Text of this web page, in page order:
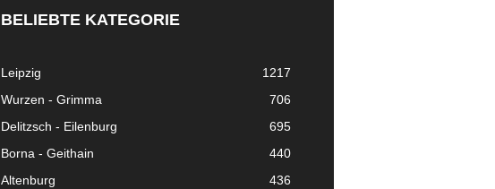
BELIEBTE KATEGORIE
Leipzig
1217
Wurzen - Grimma
706
Delitzsch - Eilenburg
695
Borna - Geithain
440
Altenburg
436